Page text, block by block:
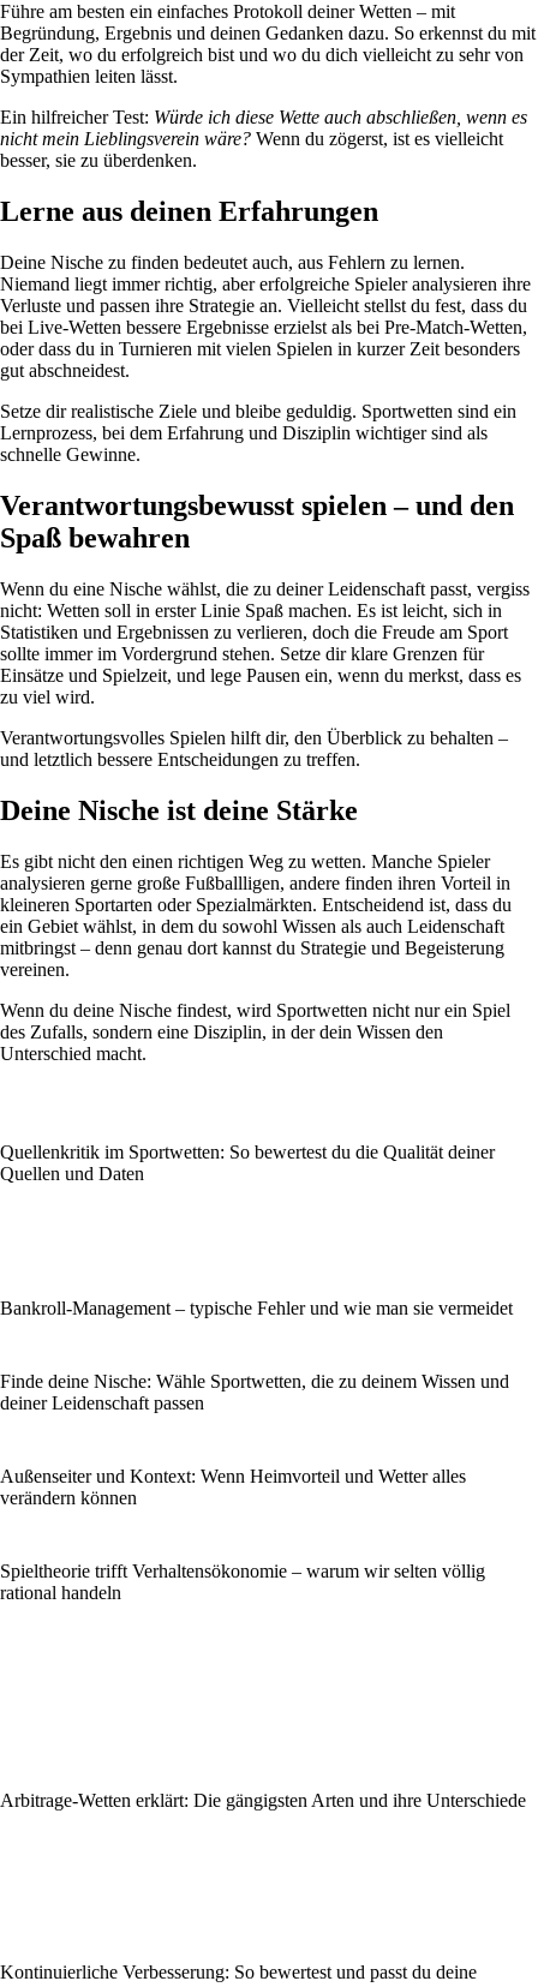
Führe am besten ein einfaches Protokoll deiner Wetten – mit
Begründung, Ergebnis und deinen Gedanken dazu. So erkennst du mit
der Zeit, wo du erfolgreich bist und wo du dich vielleicht zu sehr von
Sympathien leiten lässt.
Ein hilfreicher Test: Würde ich diese Wette auch abschließen, wenn es
nicht mein Lieblingsverein wäre? Wenn du zögerst, ist es vielleicht
besser, sie zu überdenken.
Lerne aus deinen Erfahrungen
Deine Nische zu finden bedeutet auch, aus Fehlern zu lernen.
Niemand liegt immer richtig, aber erfolgreiche Spieler analysieren ihre
Verluste und passen ihre Strategie an. Vielleicht stellst du fest, dass du
bei Live-Wetten bessere Ergebnisse erzielst als bei Pre-Match-Wetten,
oder dass du in Turnieren mit vielen Spielen in kurzer Zeit besonders
gut abschneidest.
Setze dir realistische Ziele und bleibe geduldig. Sportwetten sind ein
Lernprozess, bei dem Erfahrung und Disziplin wichtiger sind als
schnelle Gewinne.
Verantwortungsbewusst spielen – und den
Spaß bewahren
Wenn du eine Nische wählst, die zu deiner Leidenschaft passt, vergiss
nicht: Wetten soll in erster Linie Spaß machen. Es ist leicht, sich in
Statistiken und Ergebnissen zu verlieren, doch die Freude am Sport
sollte immer im Vordergrund stehen. Setze dir klare Grenzen für
Einsätze und Spielzeit, und lege Pausen ein, wenn du merkst, dass es
zu viel wird.
Verantwortungsvolles Spielen hilft dir, den Überblick zu behalten –
und letztlich bessere Entscheidungen zu treffen.
Deine Nische ist deine Stärke
Es gibt nicht den einen richtigen Weg zu wetten. Manche Spieler
analysieren gerne große Fußballligen, andere finden ihren Vorteil in
kleineren Sportarten oder Spezialmärkten. Entscheidend ist, dass du
ein Gebiet wählst, in dem du sowohl Wissen als auch Leidenschaft
mitbringst – denn genau dort kannst du Strategie und Begeisterung
vereinen.
Wenn du deine Nische findest, wird Sportwetten nicht nur ein Spiel
des Zufalls, sondern eine Disziplin, in der dein Wissen den
Unterschied macht.
Quellenkritik im Sportwetten: So bewertest du die Qualität deiner
Quellen und Daten
Bankroll-Management – typische Fehler und wie man sie vermeidet
Finde deine Nische: Wähle Sportwetten, die zu deinem Wissen und
deiner Leidenschaft passen
Außenseiter und Kontext: Wenn Heimvorteil und Wetter alles
verändern können
Spieltheorie trifft Verhaltensökonomie – warum wir selten völlig
rational handeln
Arbitrage-Wetten erklärt: Die gängigsten Arten und ihre Unterschiede
Kontinuierliche Verbesserung: So bewertest und passt du deine